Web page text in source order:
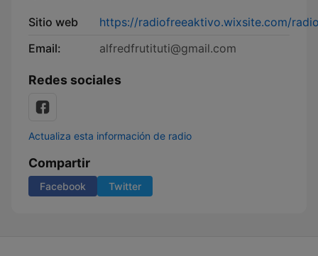
Sitio web
https://radiofreeaktivo.wixsite.com/
Email:
alfredfrutituti@gmail.com
Redes sociales
Actualiza esta información de radio
Compartir
Facebook Twitter